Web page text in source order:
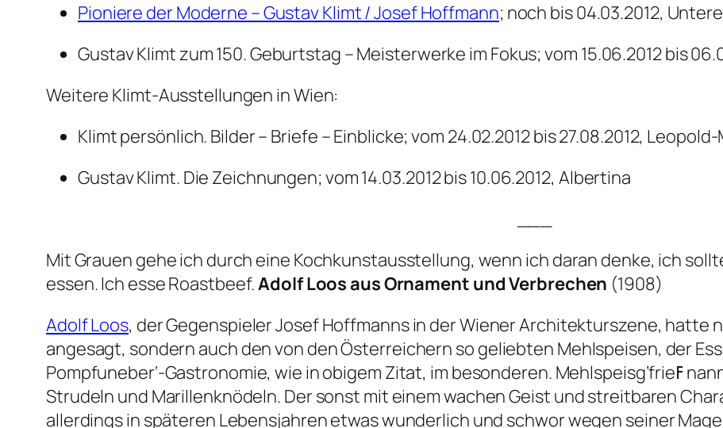
Pioniere der Moderne – Gustav Klimt / Josef Hoffmann; noch bis 04.03.2012,
Gustav Klimt zum 150. Geburtstag – Meisterwerke im Fokus; vom 15.06.2012 bis
Weitere Klimt-Ausstellungen in Wien:
Klimt persönlich. Bilder – Briefe – Einblicke; vom 24.02.2012 bis 27.08.2012,
Gustav Klimt. Die Zeichnungen; vom 14.03.2012 bis 10.06.2012, Albertina
Mit Grauen gehe ich durch eine Kochkunstausstellung, wenn ich daran denke, ich
essen. Ich esse Roastbeef.Adolf Loos aus Ornament und Verbrechen (1908)
Adolf Loos, der Gegenspieler Josef Hoffmanns in der Wiener Architekturszene, hatte
angesagt, sondern auch den von den Österreichern so geliebten Mehlspeisen, der
Pompfuneber‘-Gastronomie, wie in obigem Zitat, im besonderen. Mehlspeisg’frieߓ nannte er die Wiener wegen ihrer Liebe zu
Strudeln und Marillenknödeln. Der sonst mit einem wachen Geist und streitbaren
allerdings in späteren Lebensjahren etwas wunderlich und schwor wegen seiner